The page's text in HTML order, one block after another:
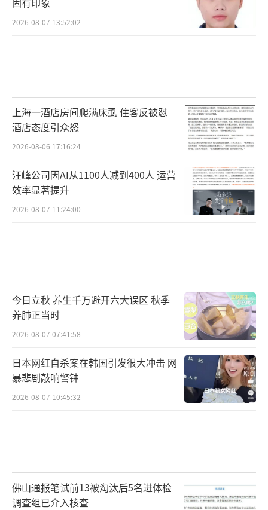
美国相关政策的收紧意味着国内高端制造
易壁垒而降低。包括微软、惠普等在内的美国
公司都明确表示反对政府对华加征关税。在这
种背景下，美国进口政策的收紧为中国企业提
供了市场机会，同时也将促使中国企业加快自
主创新的步伐。 （责任编辑：张小花 TT1000）
2026-08-07 13:52:02
上海一酒店房间爬满床虱 住客反被怼
酒店态度引众怒
2026-08-06 17:16:24
汪峰公司因AI从1100人减到400人 运营
效率显著提升
2026-08-07 11:24:00
今日立秋 养生千万避开六大误区 秋季
养肺正当时
2026-08-07 07:41:58
日本网红自杀案在韩国引发很大冲击 网
暴悲剧敲响警钟
2026-08-07 10:45:32
佛山通报笔试前13被淘汰后5名进体检
调查组已介入核查